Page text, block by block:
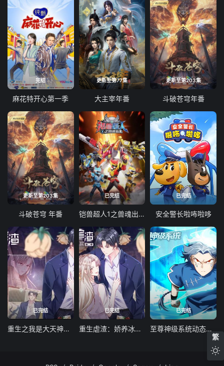
完结
麻花特开心第一季
更新至第77集
大主宰年番
更新至第203集
斗破苍穹年番
更新至第203集
斗破苍穹 年番
已完结
铠兽超人1之兽魂出击
已完结
安全警长啦咘啦哆
已完结
重生之我是大天神动态漫画第一季
已完结
重生虐渣：娇养冰山总裁动态漫画
已完结
至尊神级系统动态漫画第一季
繁